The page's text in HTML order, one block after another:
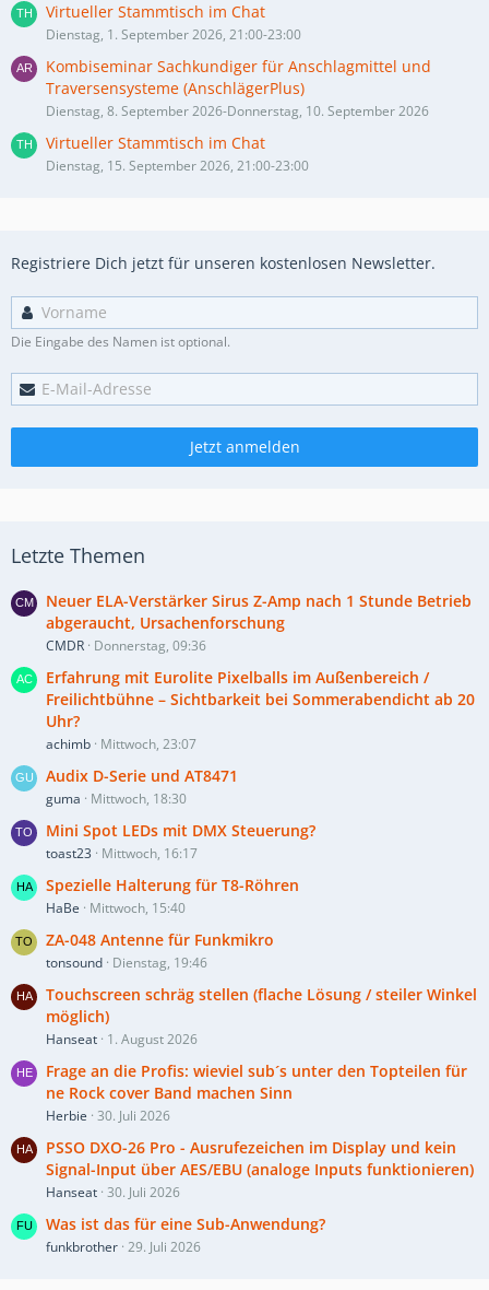
Virtueller Stammtisch im Chat
Dienstag, 1. September 2026, 21:00-23:00
Kombiseminar Sachkundiger für Anschlagmittel und
Traversensysteme (AnschlägerPlus)
Dienstag, 8. September 2026-Donnerstag, 10. September 2026
Virtueller Stammtisch im Chat
Dienstag, 15. September 2026, 21:00-23:00
Registriere Dich jetzt für unseren kostenlosen Newsletter.
Die Eingabe des Namen ist optional.
Jetzt anmelden
Letzte Themen
Neuer ELA-Verstärker Sirus Z-Amp nach 1 Stunde Betrieb
abgeraucht, Ursachenforschung
CMDR Donnerstag, 09:36
Erfahrung mit Eurolite Pixelballs im Außenbereich /
Freilichtbühne – Sichtbarkeit bei Sommerabendicht ab 20
Uhr?
achimb Mittwoch, 23:07
Audix D-Serie und AT8471
guma Mittwoch, 18:30
Mini Spot LEDs mit DMX Steuerung?
toast23 Mittwoch, 16:17
Spezielle Halterung für T8-Röhren
HaBe Mittwoch, 15:40
ZA-048 Antenne für Funkmikro
tonsound Dienstag, 19:46
Touchscreen schräg stellen (flache Lösung / steiler Winkel
möglich)
Hanseat 1. August 2026
Frage an die Profis: wieviel sub´s unter den Topteilen für
ne Rock cover Band machen Sinn
Herbie 30. Juli 2026
PSSO DXO-26 Pro - Ausrufezeichen im Display und kein
Signal-Input über AES/EBU (analoge Inputs funktionieren)
Hanseat 30. Juli 2026
Was ist das für eine Sub-Anwendung?
funkbrother 29. Juli 2026